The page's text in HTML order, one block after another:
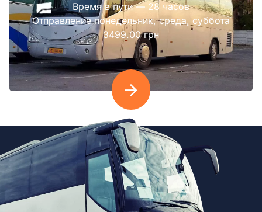
Время в пути — 28 часов
Отправление понедельник, среда, суббота
3499.00 грн